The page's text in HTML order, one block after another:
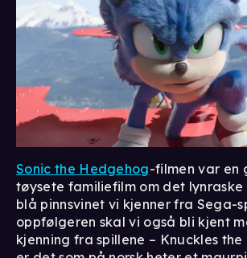
Sonic the Hedgehog-filmen var en
tøysete familiefilm om det
blå pinnsvinet vi kjenner fra Sega-
oppfølgeren skal vi også bli kjent
kjenning fra spillene – Knuckles the